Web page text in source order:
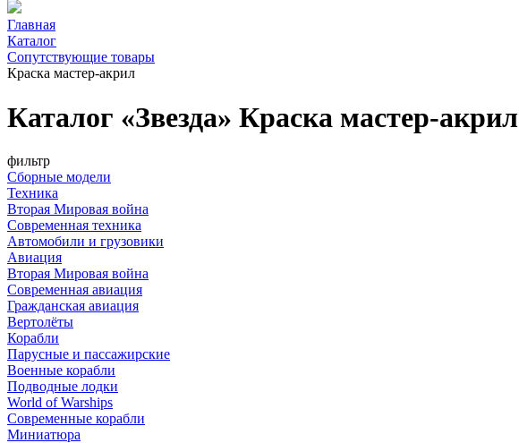
Главная
Каталог
Сопутствующие товары
Краска мастер-акрил
Каталог «Звезда» Краска мастер-акрил
фильтр
Сборные модели
Техника
Вторая Мировая война
Современная техника
Автомобили и грузовики
Авиация
Вторая Мировая война
Современная авиация
Гражданская авиация
Вертолёты
Корабли
Парусные и пассажирские
Военные корабли
Подводные лодки
World of Warships
Современные корабли
Миниатюра